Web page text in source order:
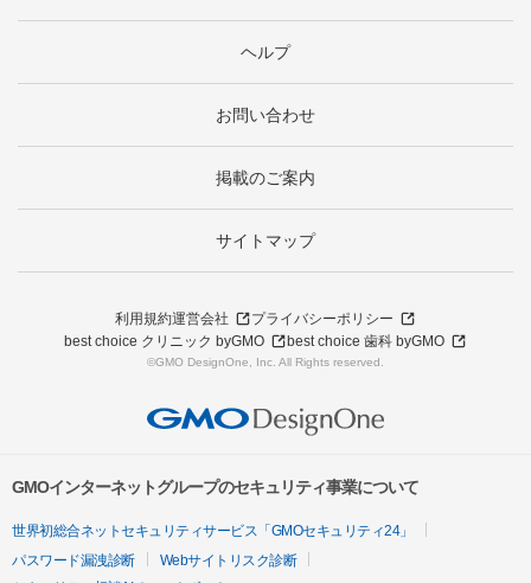
ヘルプ
お問い合わせ
掲載のご案内
サイトマップ
利用規約運営会社
プライバシーポリシー
best choice クリニック byGMO
best choice 歯科 byGMO
©GMO DesignOne, Inc. All Rights reserved.
GMOインターネットグループのセキュリティ事業について
世界初総合ネットセキュリティサービス「GMOセキュリティ24」
パスワード漏洩診断
Webサイトリスク診断